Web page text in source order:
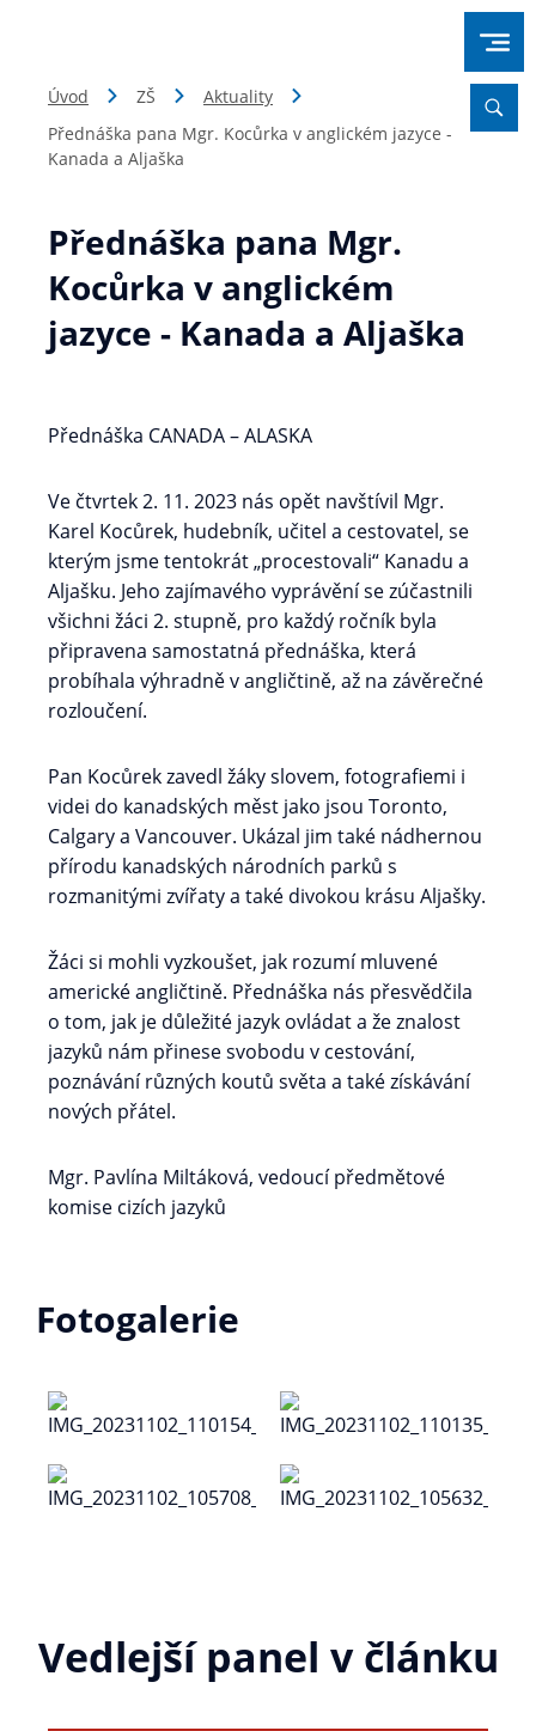
Úvod ZŠ
Aktuality
Přednáška pana Mgr. Kocůrka v anglickém jazyce -
Kanada a Aljaška
Přednáška pana Mgr.
Kocůrka v anglickém
jazyce - Kanada a Aljaška
Přednáška CANADA – ALASKA
Ve čtvrtek 2. 11. 2023 nás opět navštívil Mgr.
Karel Kocůrek, hudebník, učitel a cestovatel, se
kterým jsme tentokrát „procestovali“ Kanadu a
Aljašku. Jeho zajímavého vyprávění se zúčastnili
všichni žáci 2. stupně, pro každý ročník byla
připravena samostatná přednáška, která
probíhala výhradně v angličtině, až na závěrečné
rozloučení.
Pan Kocůrek zavedl žáky slovem, fotografiemi i
videi do kanadských měst jako jsou Toronto,
Calgary a Vancouver. Ukázal jim také nádhernou
přírodu kanadských národních parků s
rozmanitými zvířaty a také divokou krásu Aljašky.
Žáci si mohli vyzkoušet, jak rozumí mluvené
americké angličtině. Přednáška nás přesvědčila
o tom, jak je důležité jazyk ovládat a že znalost
jazyků nám přinese svobodu v cestování,
poznávání různých koutů světa a také získávání
nových přátel.
Mgr. Pavlína Miltáková, vedoucí předmětové
komise cizích jazyků
Fotogalerie
Vedlejší panel v článku